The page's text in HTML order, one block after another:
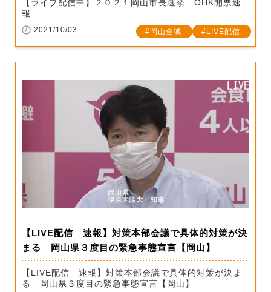
【ライブ配信中】２０２１岡山市長選挙 OHK開票速
報
2021/10/03 岡山全域 LIVE配信
【LIVE配信 速報】対策本部会議で具体的対策が決
まる 岡山県３度目の緊急事態宣言【岡山】
【LIVE配信 速報】対策本部会議で具体的対策が決ま
る 岡山県３度目の緊急事態宣言【岡山】